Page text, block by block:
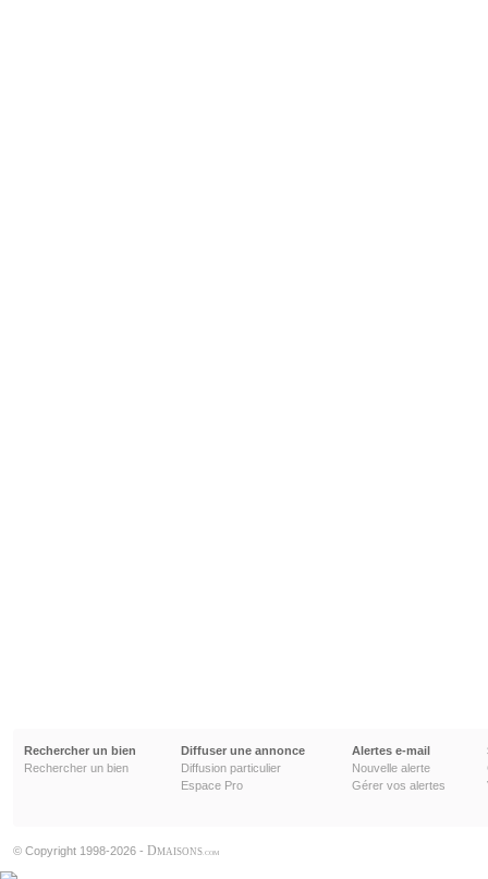
Rechercher un bien
Rechercher un bien
Diffuser une annonce
Diffusion particulier
Espace Pro
Alertes e-mail
Nouvelle alerte
Gérer vos alertes
© Copyright 1998-2026 - DMAISONS .COM